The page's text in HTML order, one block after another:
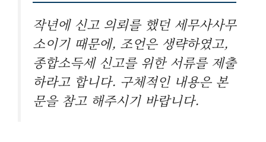
작년에 신고 의뢰를 했던 세무사사무
소이기 때문에, 조언은 생략하였고,
종합소득세 신고를 위한 서류를 제출
하라고 합니다. 구체적인 내용은 본
문을 참고 해주시기 바랍니다.